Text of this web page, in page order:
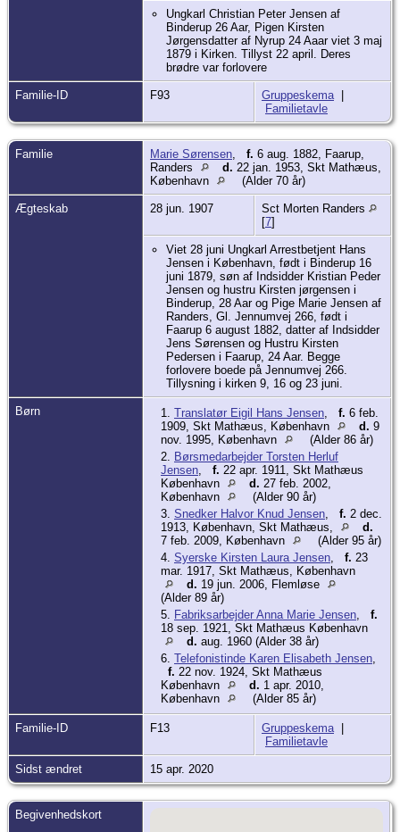
Ungkarl Christian Peter Jensen af
Binderup 26 Aar, Pigen Kirsten
Jørgensdatter af Nyrup 24 Aaar viet 3 maj
1879 i Kirken. Tillyst 22 april. Deres
brødre var forlovere
Familie-ID F93 Gruppeskema|
Familietavle
Familie Marie Sørensen, f. 6 aug. 1882, Faarup,
Randers
d. 22 jan. 1953, Skt Mathæus,
København
(Alder 70 år)
Ægteskab 28 jun. 1907
Sct Morten Randers
[7]
Viet 28 juni Ungkarl Arrestbetjent Hans
Jensen i København, født i Binderup 16
juni 1879, søn af Indsidder Kristian Peder
Jensen og hustru Kirsten jørgensen i
Binderup, 28 Aar og Pige Marie Jensen af
Randers, Gl. Jennumvej 266, født i
Faarup 6 august 1882, datter af Indsidder
Jens Sørensen og Hustru Kirsten
Pedersen i Faarup, 24 Aar. Begge
forlovere boede på Jennumvej 266.
Tillysning i kirken 9, 16 og 23 juni.
Børn 1. Translatør Eigil Hans Jensen, f. 6 feb.
1909, Skt Mathæus, København
d. 9
nov. 1995, København
(Alder 86 år)
2. Børsmedarbejder Torsten Herluf
Jensen, f. 22 apr. 1911, Skt Mathæus
København
d. 27 feb. 2002,
København
(Alder 90 år)
3. Snedker Halvor Knud Jensen, f. 2 dec.
1913, København, Skt Mathæus,
d.
7 feb. 2009, København
(Alder 95 år)
4. Syerske Kirsten Laura Jensen, f. 23
mar. 1917, Skt Mathæus, København
d. 19 jun. 2006, Flemløse
(Alder 89 år)
5. Fabriksarbejder Anna Marie Jensen, f.
18 sep. 1921, Skt Mathæus København
d. aug. 1960 (Alder 38 år)
6. Telefonistinde Karen Elisabeth Jensen,
f. 22 nov. 1924, Skt Mathæus
København
d. 1 apr. 2010,
København
(Alder 85 år)
Familie-ID F13 Gruppeskema|
Familietavle
Sidst ændret 15 apr. 2020
Begivenhedskort